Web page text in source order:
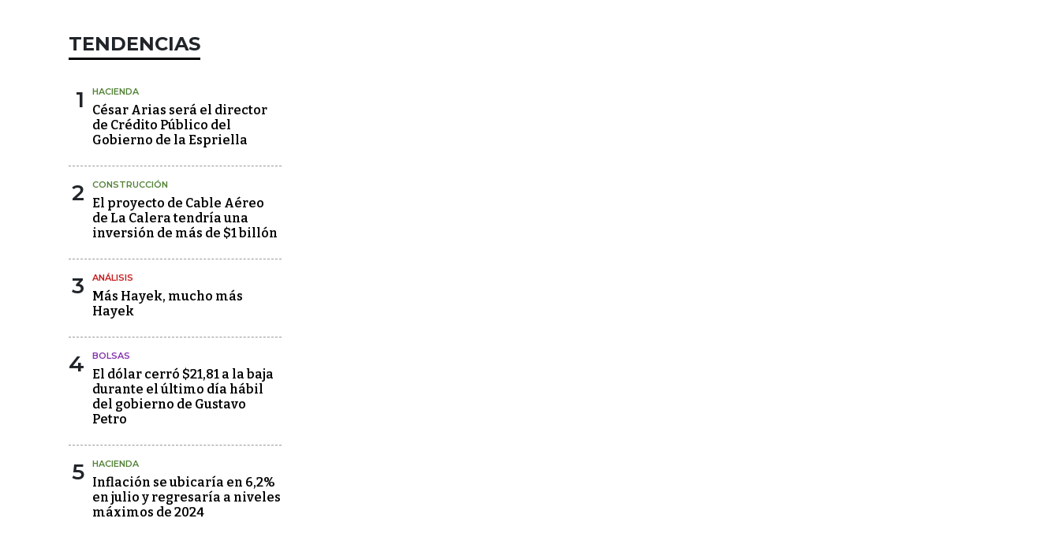
TENDENCIAS
1 HACIENDA
César Arias será el director
de Crédito Público del
Gobierno de la Espriella
2 CONSTRUCCIÓN
El proyecto de Cable Aéreo
de La Calera tendría una
inversión de más de $1 billón
3 ANÁLISIS
Más Hayek, mucho más
Hayek
4 BOLSAS
El dólar cerró $21,81 a la baja
durante el último día hábil
del gobierno de Gustavo
Petro
5 HACIENDA
Inflación se ubicaría en 6,2%
en julio y regresaría a niveles
máximos de 2024